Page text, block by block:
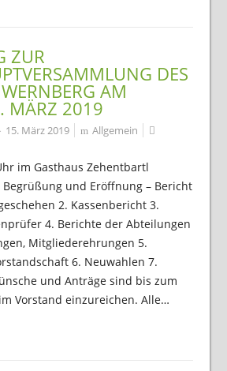
ZUR
DES
AM
MÄRZ 2019
15. März 2019
Allgemein
im Gasthaus Zehentbartl
Begrüßung und Eröffnung – Bericht
2. Kassenbericht 3.
4. Berichte der Abteilungen
Mitgliederehrungen 5.
6. Neuwahlen 7.
und Anträge sind bis zum
Vorstand einzureichen. Alle…